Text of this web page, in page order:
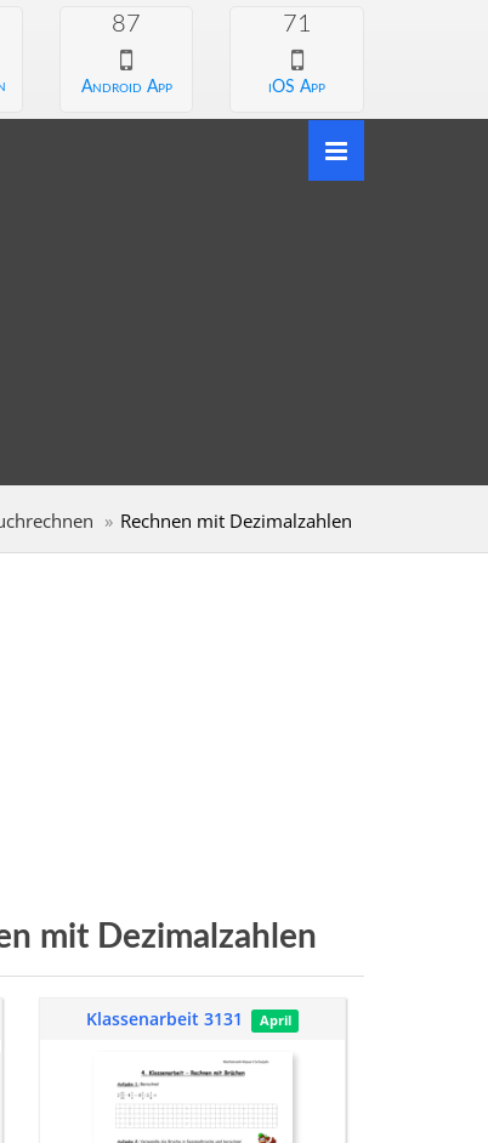
87
Android App
71
iOS App
Rechnen mit Dezimalzahlen
mit Dezimalzahlen
Klassenarbeit 3131 April